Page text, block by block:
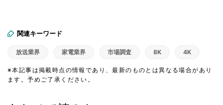
関連キーワード
放送業界 家電業界 市場調査 8K 4K
※本記事は掲載時点の情報であり、最新のものとは異なる場合があり
ます。予めご了承ください。